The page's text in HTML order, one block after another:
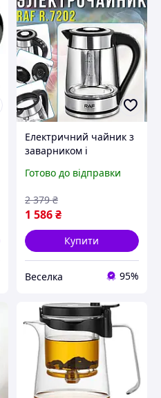
Електричний чайник з
заварником і
для швидкого
заварювання чаю.
FLAME
Готово до відправки
1 586₴
2 379 ₴
Купити
Веселка 95%